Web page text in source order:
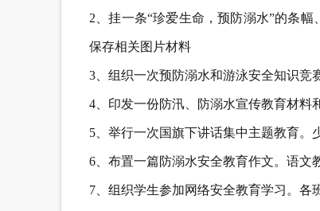
2、挂一条“珍爱生命，预防溺水”的条
保存相关图片材料
3、组织一次预防溺水和游泳安全知识竞
4、印发一份防汛、防溺水宣传教育材料
5、举行一次国旗下讲话集中主题教育。
6、布置一篇防溺水安全教育作文。语文
7、组织学生参加网络安全教育学习。各